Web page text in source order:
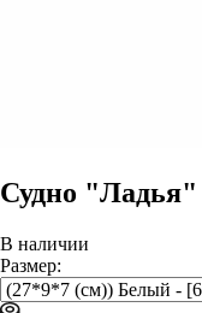
Судно "Ладья"
В наличии
Размер: